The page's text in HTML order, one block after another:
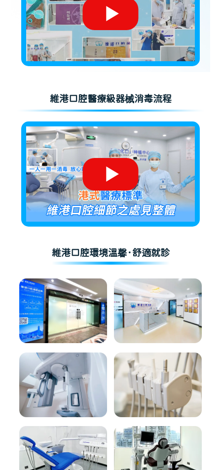
維港口腔醫療級器械消毒流程
維港口腔環境溫馨·舒適就診